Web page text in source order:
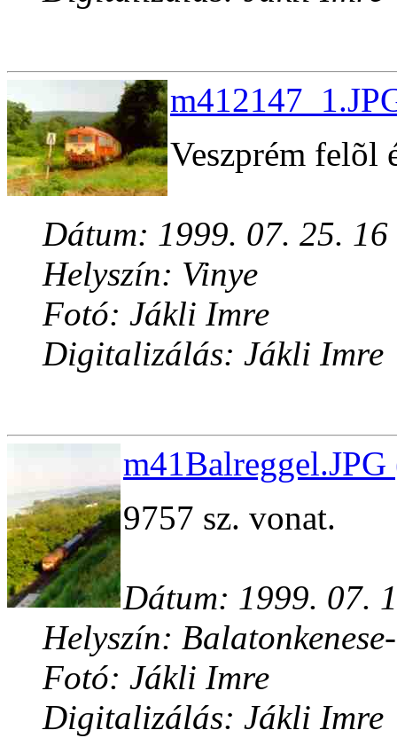
Veszprém felõl
Dátum: 1999. 07. 25.
Helyszín: Vinye
Fotó: Jákli Imre
Digitalizálás: Jákli Imre
9757 sz. vonat.
Dátum: 1999. 07.
Helyszín:
Fotó: Jákli Imre
Digitalizálás: Jákli Imre